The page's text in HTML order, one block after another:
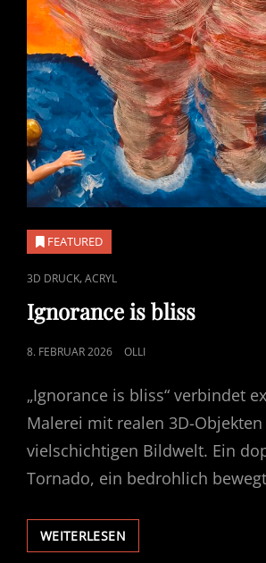
FEATURED
CAT
LINKS
3D DRUCK,ACRYL
Ignorance is bliss
POSTED
8. FEBRUAR 2026 OLLI
„Ignorance is bliss“ verbindet
Malerei mit realen 3D-
vielschichtigen Bildwelt. Ein
Tornado, ein bedrohlich
WEITERLESENIGNORANCE
IS